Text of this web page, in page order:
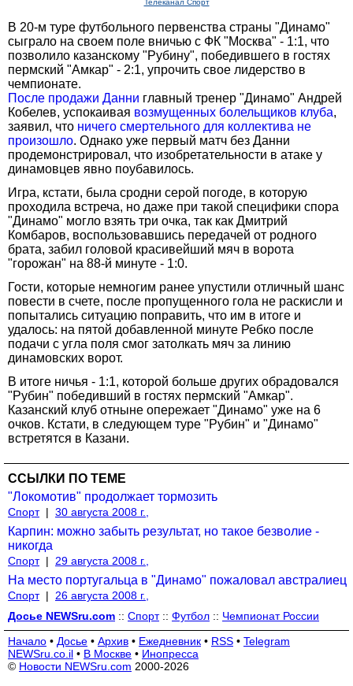
В 20-м туре футбольного первенства страны "Динамо"
сыграло на своем поле вничью с ФК "Москва" - 1:1, что
позволило казанскому "Рубину", победившего в гостях
пермский "Амкар" - 2:1, упрочить свое лидерство в
чемпионате.
После продажи Данни главный тренер "Динамо" Андрей
Кобелев, успокаивая возмущенных болельщиков клуба,
заявил, что ничего смертельного для коллектива не
произошло. Однако уже первый матч без Данни
продемонстрировал, что изобретательности в атаке у
динамовцев явно поубавилось.
Игра, кстати, была сродни серой погоде, в которую
проходила встреча, но даже при такой специфики спора
"Динамо" могло взять три очка, так как Дмитрий
Комбаров, воспользовавшись передачей от родного
брата, забил головой красивейший мяч в ворота
"горожан" на 88-й минуте - 1:0.
Гости, которые немногим ранее упустили отличный шанс
повести в счете, после пропущенного гола не раскисли и
попытались ситуацию поправить, что им в итоге и
удалось: на пятой добавленной минуте Ребко после
подачи с угла поля смог затолкать мяч за линию
динамовских ворот.
В итоге ничья - 1:1, которой больше других обрадовался
"Рубин" победивший в гостях пермский "Амкар".
Казанский клуб отныне опережает "Динамо" уже на 6
очков. Кстати, в следующем туре "Рубин" и "Динамо"
встретятся в Казани.
ССЫЛКИ ПО ТЕМЕ
"Локомотив" продолжает тормозить
Спорт | 30 августа 2008 г.,
Карпин: можно забыть результат, но такое безволие -
никогда
Спорт | 29 августа 2008 г.,
На место португальца в "Динамо" пожаловал австралиец
Спорт |
26 августа 2008 г.,
Досье NEWSru.com :: Спорт:: Футбол :: Чемпионат России
Начало • Досье • Архив • Ежедневник • RSS • Telegram
NEWSru.co.il • В Москве • Инопресса
© Новости NEWSru.com 2000-2026